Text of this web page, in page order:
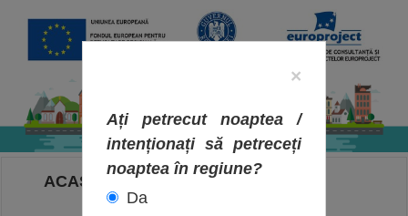
ACASA
×
Ați petrecut noaptea /
intenționați să petreceți
noaptea în regiune?
Da